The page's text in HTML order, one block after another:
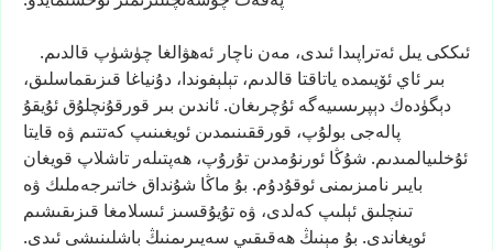
ئىككى يىل ئەتراپىدا ئىدى، مەن ناچار ئەھۋالغا چۈشۈپ قالدىم.
بىر ئاي ئۆيىمدە ياتاقتا قالدىم، تېلېفوندا، دۇنياغا قىزىقماسلىق،
دېگۈدەك دېپرىسىيەگە ئۇچرىغان. ئاندىن بىر قورقۇنچلۇقئۇيقۇ
پالەجى بولۇپ، قورققىنىمدىن ئويغىنىپ كەتتىم ۋە قايتا
ئۇخلىيالمىدىم. شۇڭا ئورنۇمدىن تۇرۇپ، ھەپتىلەر تاشلاپ قويغان
بايىر نامىزىمنى ئوقۇدۇم. بۇ ماڭا شۇنداق خاتىرجەملىك ۋە
تىنچلىق ئېلىپ كەلدى، ۋە تۇيۇقسىز ئىسلامغا قىزىقىشىم
ئويغاندى. بۇ مېنىڭ ھەقىقىي سەيىرىمنىڭ باشلىنىشى ئىدى.